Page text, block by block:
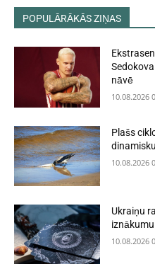
POPULĀRĀKĀS ZIŅAS
nāvē
10.08.2026
Plašs
10.08.2026
Ukraiņu
10.08.2026